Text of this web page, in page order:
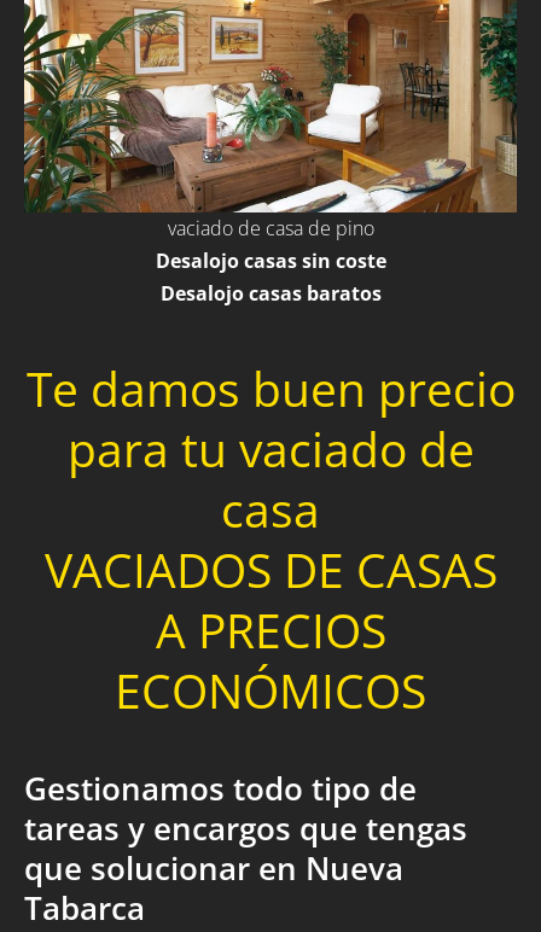
vaciado de casa de pino
Desalojo casas sin coste
Desalojo casas baratos
Te damos buen precio
para tu vaciado de
casa
VACIADOS DE CASAS
A PRECIOS
ECONÓMICOS
Gestionamos todo tipo de
tareas y encargos que tengas
que solucionar en Nueva
Tabarca